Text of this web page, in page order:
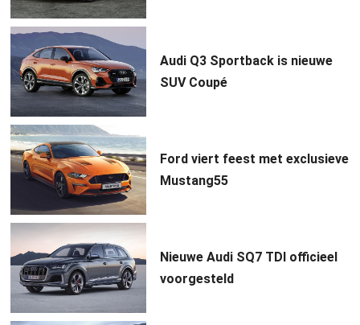
Audi Q3 Sportback is nieuwe
SUV Coupé
Ford viert feest met exclusieve
Mustang55
Nieuwe Audi SQ7 TDI officieel
voorgesteld